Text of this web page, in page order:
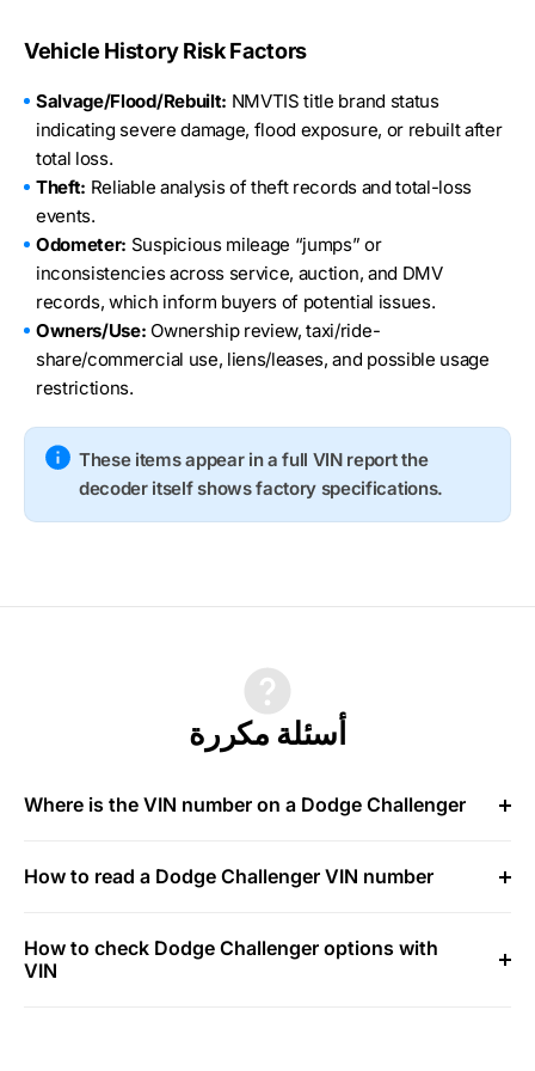
Vehicle History Risk Factors
Salvage/Flood/Rebuilt: NMVTIS title brand status
indicating severe damage, flood exposure, or rebuilt after
total loss.
Theft: Reliable analysis of theft records and total-loss
events.
Odometer: Suspicious mileage “jumps” or
inconsistencies across service, auction, and DMV
records, which inform buyers of potential issues.
Owners/Use: Ownership review, taxi/ride-
share/commercial use, liens/leases, and possible usage
restrictions.
These items appear in a full VIN report the
decoder itself shows factory specifications.
أسئلة مكررة
Where is the VIN number on a Dodge Challenger
How to read a Dodge Challenger VIN number
How to check Dodge Challenger options with
VIN